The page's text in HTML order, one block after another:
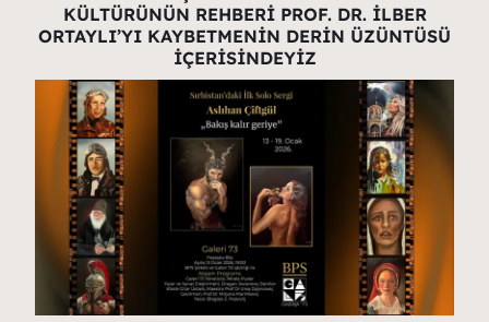
KÜLTÜRÜNÜN REHBERİ PROF. DR. İLBER
ORTAYLI’YI KAYBETMENİN DERİN ÜZÜNTÜSÜ
İÇERİSİNDEYİZ